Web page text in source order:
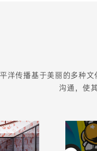
洋传播基于美丽的多种
沟通，使